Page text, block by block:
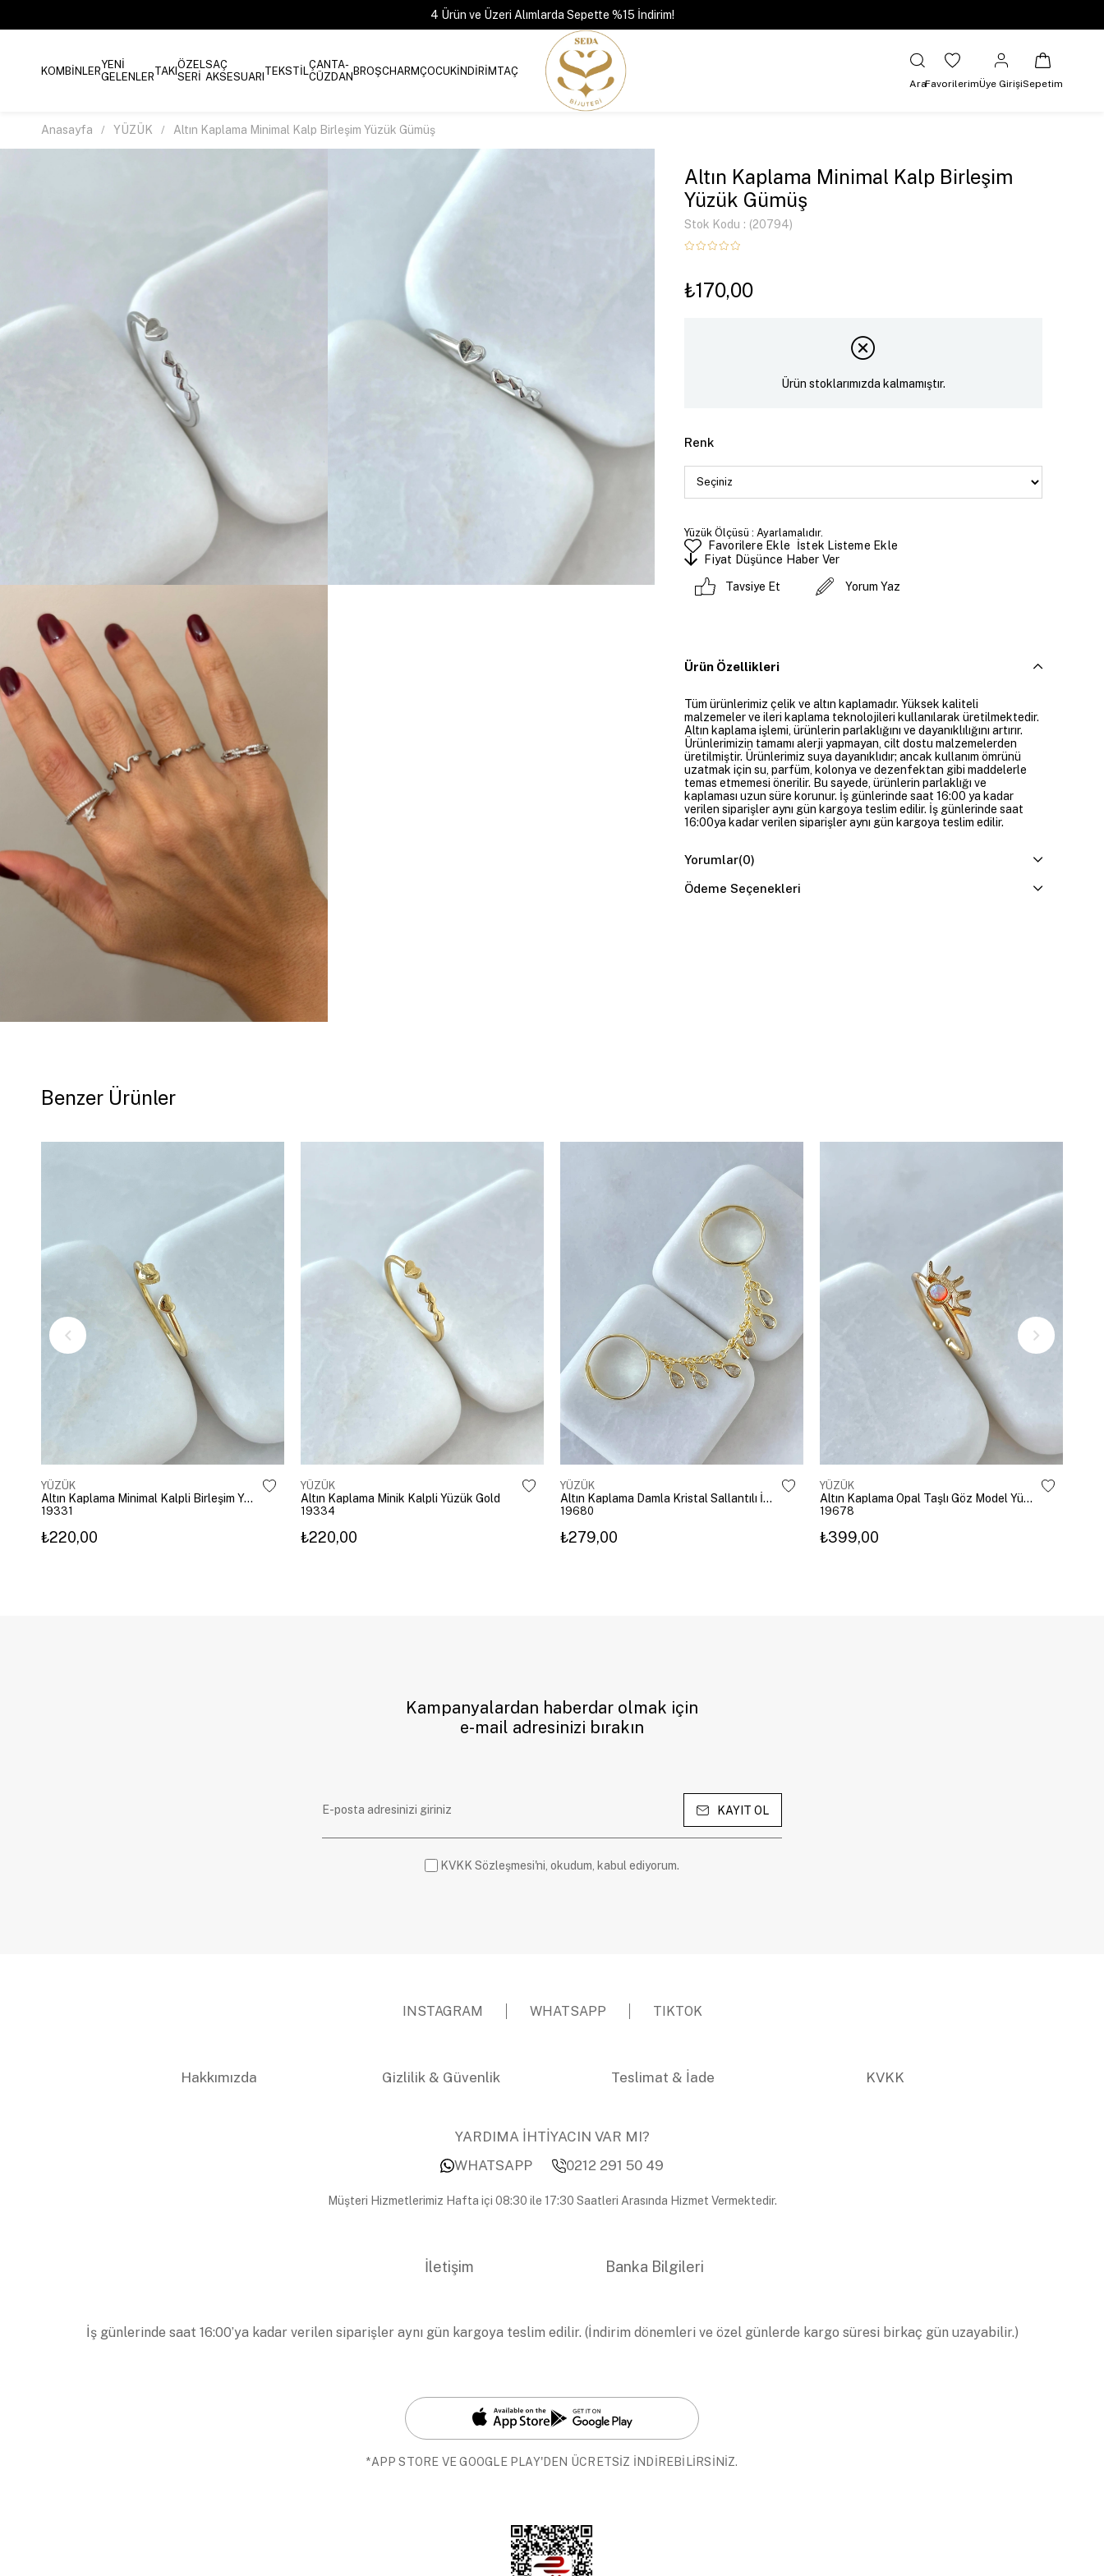
4 Ürün ve Üzeri Alımlarda Sepette %15 İndirim!
KOMBİNLERYENİ
GELENLERTAKIÖZEL
SERİ
SAÇ
AKSESUARI TEKSTİLÇANTA-
CÜZDANBROŞCHARMÇOCUKİNDİRİMTAÇ
AraFavorilerimÜye GirişiSepetim
Anasayfa YÜZÜK Altın Kaplama Minimal Kalp Birleşim Yüzük Gümüş
Altın Kaplama Minimal Kalp Birleşim
Yüzük Gümüş
Stok Kodu (20794)
₺170,00
Ürün stoklarımızda kalmamıştır.
Renk
Yüzük Ölçüsü : Ayarlamalıdır.
Favorilere Ekle
İstek Listeme Ekle
Fiyat Düşünce Haber Ver
Tavsiye Et Yorum Yaz
Ürün Özellikleri
Tüm ürünlerimiz çelik ve altın kaplamadır. Yüksek kaliteli
malzemeler ve ileri kaplama teknolojileri kullanılarak üretilmektedir.
Altın kaplama işlemi, ürünlerin parlaklığını ve dayanıklılığını artırır.
Ürünlerimizin tamamı alerji yapmayan, cilt dostu malzemelerden
üretilmiştir. Ürünlerimiz suya dayanıklıdır; ancak kullanım ömrünü
uzatmak için su, parfüm, kolonya ve dezenfektan gibi maddelerle
temas etmemesi önerilir. Bu sayede, ürünlerin parlaklığı ve
kaplaması uzun süre korunur. İş günlerinde saat 16:00 ya kadar
verilen siparişler aynı gün kargoya teslim edilir. İş günlerinde saat
16:00ya kadar verilen siparişler aynı gün kargoya teslim edilir.
Yorumlar(0)
Ödeme Seçenekleri
Benzer Ürünler
YÜZÜK
Altın Kaplama Minimal Kalpli Birleşim Yüzük Gold
19331
₺220,00
YÜZÜK
Altın Kaplama Minik Kalpli Yüzük Gold
19334
₺220,00
YÜZÜK
Altın Kaplama Damla Kristal Sallantılı İkili Yüzük Gold
19680
₺279,00
YÜZÜK
Altın Kaplama Opal Taşlı Göz Model Yüzük Pembe
19678
₺399,00
Kampanyalardan haberdar olmak için
e-mail adresinizi bırakın
KAYIT OL
KVKK Sözleşmesi'ni, okudum, kabul ediyorum.
INSTAGRAM WHATSAPP TIKTOK
Hakkımızda Gizlilik & Güvenlik Teslimat & İade KVKK
YARDIMA İHTİYACIN VAR MI?
WHATSAPP
0212 291 50 49
Müşteri Hizmetlerimiz Hafta içi 08:30 ile 17:30 Saatleri Arasında Hizmet Vermektedir.
İletişim Banka Bilgileri
İş günlerinde saat 16:00’ya kadar verilen siparişler aynı gün kargoya teslim edilir. (İndirim dönemleri ve özel günlerde kargo süresi birkaç gün uzayabilir.)
*APP STORE VE GOOGLE PLAY'DEN ÜCRETSİZ İNDİREBİLİRSİNİZ.